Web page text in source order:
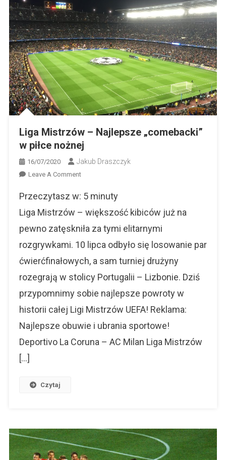
Liga Mistrzów – Najlepsze „comebacki”
w piłce nożnej
16/07/2020 Jakub Draszczyk
Leave A CommentOn
Mistrzów
„comebacki”
W
Piłce
Nożnej
Przeczytasz w: 5 minuty
Liga Mistrzów – większość kibiców już na
pewno zatęskniła za tymi elitarnymi
rozgrywkami. 10 lipca odbyło się losowanie par
ćwierćfinałowych, a sam turniej drużyny
rozegrają w stolicy Portugalii – Lizbonie. Dziś
przypomnimy sobie najlepsze powroty w
historii całej Ligi Mistrzów UEFA! Reklama:
Najlepsze obuwie i ubrania sportowe!
Deportivo La Coruna – AC Milan Liga Mistrzów
[…]
Czytaj